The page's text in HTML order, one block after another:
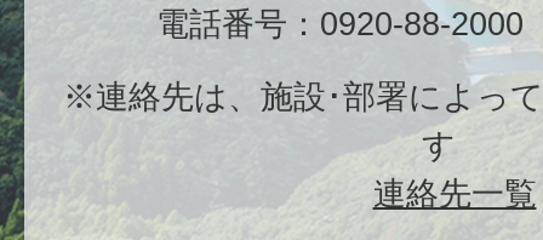
電話番号：0920-88-2000
※連絡先は、施設･部署によっ
す
連絡先一覧